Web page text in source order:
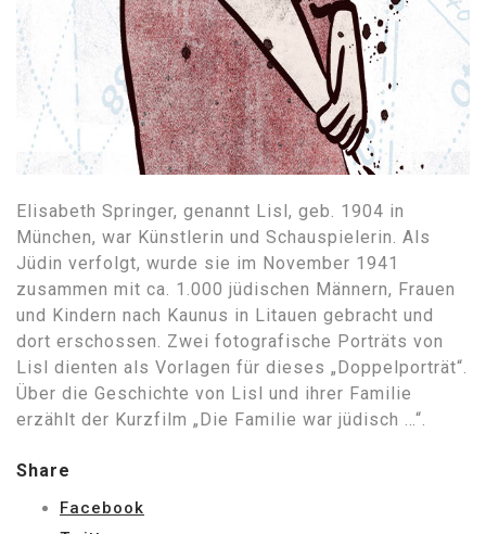
Elisabeth Springer, genannt Lisl, geb. 1904 in
München, war Künstlerin und Schauspielerin. Als
Jüdin verfolgt, wurde sie im November 1941
zusammen mit ca. 1.000 jüdischen Männern, Frauen
und Kindern nach Kaunus in Litauen gebracht und
dort erschossen. Zwei fotografische Porträts von
Lisl dienten als Vorlagen für dieses „Doppelporträt“.
Über die Geschichte von Lisl und ihrer Familie
erzählt der Kurzfilm „Die Familie war jüdisch …“.
Share
Facebook